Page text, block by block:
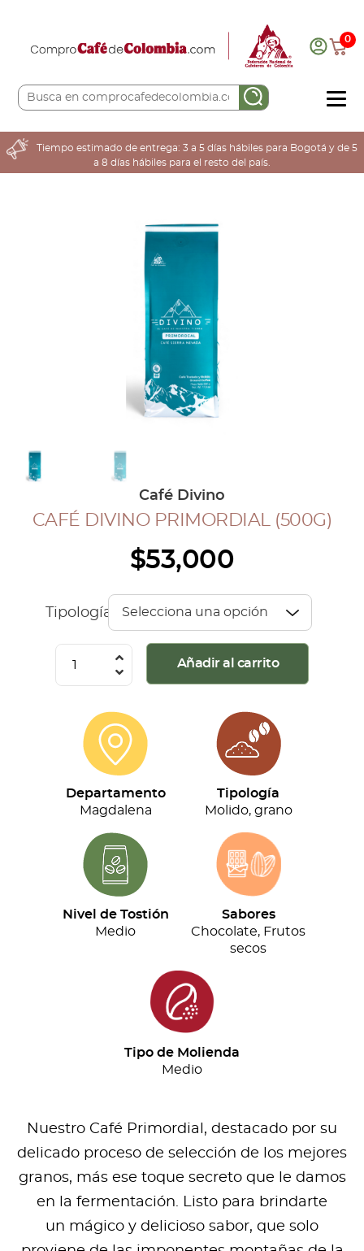
0
COMPRA AQUÍ
COLOMBIA CAFETERA
COLECCIÓN CAFETERA
INGRESAR
Inicia Sesión
Tiempo estimado de entrega: 3 a 5 días hábiles para Bogotá y de 5
a 8 días hábiles para el resto del país.
Café Divino
CAFÉ DIVINO PRIMORDIAL (500G)
$53,000
Tipología
(500G)
cantidad
Añadir al carrito
Departamento
Magdalena
Tipología
Molido, grano
Nivel de Tostión
Medio
Sabores
Chocolate, Frutos
secos
Tipo de Molienda
Medio
Nuestro Café Primordial, destacado por su
delicado proceso de selección de los mejores
granos, más ese toque secreto que le damos
en la fermentación. Listo para brindarte
un mágico y delicioso sabor, que solo